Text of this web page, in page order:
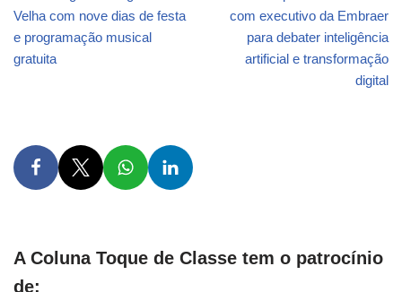
Velha com nove dias de festa
e programação musical
gratuita
com executivo da Embraer
para debater inteligência
artificial e transformação
digital
A Coluna Toque de Classe tem o patrocínio
de: